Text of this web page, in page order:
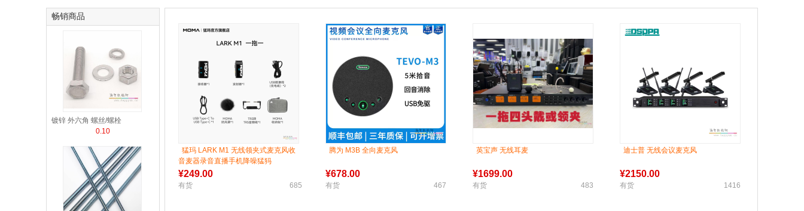
畅销商品
镀锌 外六角 螺丝/螺栓
0.10
猛玛 LARK M1 无线领夹式麦克风收
音麦器录音直播手机降噪猛犸
¥249.00
有货 685
腾为 M3B 全向麦克风
¥678.00
有货 467
英宝声 无线耳麦
¥1699.00
有货 483
迪士普 无线会议麦克风
¥2150.00
有货 1416